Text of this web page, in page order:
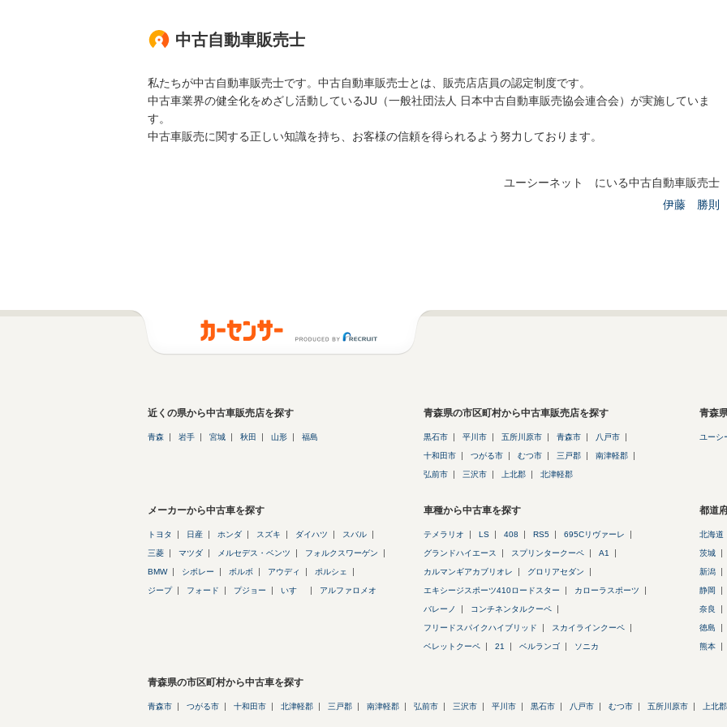
中古自動車販売士
私たちが中古自動車販売士です。中古自動車販売士とは、販売店店員の認定制度です。
中古車業界の健全化をめざし活動しているJU（一般社団法人 日本中古自動車販売協会連合会）が実施していま
す。
中古車販売に関する正しい知識を持ち、お客様の信頼を得られるよう努力しております。
ユーシーネット にいる中古自動車販売士
伊藤 勝則
近くの県から中古車販売店を探す
青森 岩手 宮城 秋田 山形 福島
青森県の市区町村から中古車販売店を探す
黒石市 平川市 五所川原市 青森市 八戸市
十和田市 つがる市 むつ市 三戸郡 南津軽郡
弘前市 三沢市 上北郡 北津軽郡
青森
ユー
メーカーから中古車を探す
トヨタ 日産 ホンダ スズキ ダイハツ スバル
三菱 マツダ メルセデス・ベンツ フォルクスワーゲン
BMW シボレー ボルボ アウディ ポルシェ
ジープ フォード プジョー いすゞ アルファロメオ
車種から中古車を探す
テメラリオ LS 408 RS5 695Cリヴァーレ
グランドハイエース スプリンタークーペ A1
カルマンギアカブリオレ グロリアセダン
エキシージスポーツ410ロードスター カローラスポーツ
バレーノ コンチネンタルクーペ
フリードスパイクハイブリッド スカイラインクーペ
ベレットクーペ 21 ベルランゴ ソニカ
都道
北海道
茨城
新潟
静岡
奈良
徳島
熊本
青森県の市区町村から中古車を探す
青森市 つがる市 十和田市 北津軽郡 三戸郡 南津軽郡 弘前市 三沢市 平川市 黒石市 八戸市 むつ市 五所川原市 上北郡